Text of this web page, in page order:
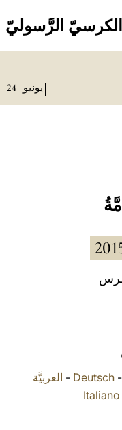
الكرسيّ الرَّسوليّ
يونيو 24
العربيَّة - Deutsch-
Italiano